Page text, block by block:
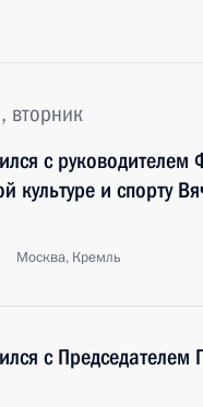
вторник
с руководителем
культуре и спорту
Москва, Кремль
с Председателем